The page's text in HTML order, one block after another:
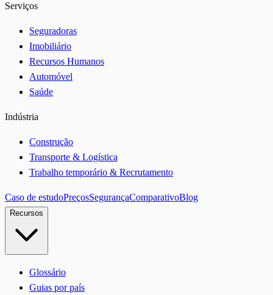
Serviços
Seguradoras
Imobiliário
Recursos Humanos
Automóvel
Saúde
Indústria
Construção
Transporte & Logística
Trabalho temporário & Recrutamento
Caso de estudoPreçosSegurançaComparativoBlog
Recursos
Glossário
Guias por país